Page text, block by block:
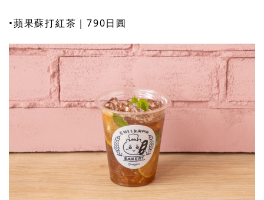
•蘋果蘇打紅茶｜790日圓